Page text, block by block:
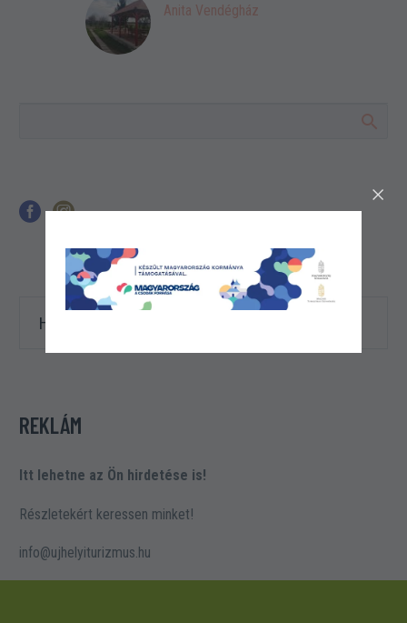
Anita Vendégház
HÍRLEVELET SZERETNÉK
REKLÁM
Itt lehetne az Ön hirdetése is!
Részletekért keressen minket!
info@ujhelyiturizmus.hu